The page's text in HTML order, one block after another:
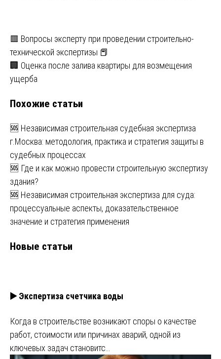
Навигация
по
записям
🟥 Вопросы эксперту при проведении строительно-
технической экспертизы 📕
🏢 Оценка после залива квартиры для возмещения
ущерба
Похожие статьи
🆘 Независимая строительная судебная экспертиза
г.Москва: методология, практика и стратегия защиты в
судебных процессах
🆘 Где и как можно провести строительную экспертизу
здания?
🆘 Независимая строительная экспертиза для суда:
процессуальные аспекты, доказательственное
значение и стратегия применения
Новые статьи
▶️ Экспертиза счетчика воды
Когда в строительстве возникают споры о качестве
работ, стоимости или причинах аварий, одной из
ключевых задач становитс…